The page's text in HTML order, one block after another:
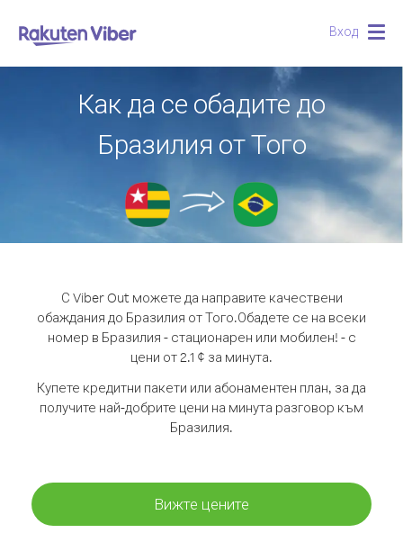
Вход
Как да се обадите до
Бразилия от Того
С Viber Out можете да направите качествени
обаждания до Бразилия от Того.Обадете се на всеки
номер в Бразилия - стационарен или мобилен! - с
цени от 2.1 ¢ за минута.
Купете кредитни пакети или абонаментен план, за да
получите най-добрите цени на минута разговор към
Бразилия.
Вижте цените